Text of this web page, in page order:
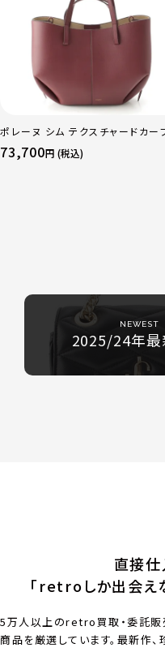
ポレーヌ シム テクスチャードカー
ザー トートバッグ ダークチェリー
ュラー
73,700円 (税込)
NEWEST
2025/24年最
直接
「retroしか出会え
5万人以上のretro買取・委託販
商品を厳選しています。最新作